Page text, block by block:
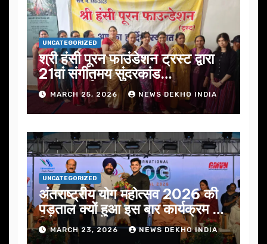
UNCATEGORIZED
श्री हंसी पूरन फाउंडेशन ट्रस्ट द्वारा
21वां संगीतमय सुंदरकांड
सफलतापूर्वक संपन्न
MARCH 25, 2026 NEWS DEKHO INDIA
UNCATEGORIZED
अंतराष्ट्रीय योग महोत्सव 2026 की
पड़ताल क्यों हुआ इस बार कार्यक्रम में
निखार
MARCH 23, 2026 NEWS DEKHO INDIA